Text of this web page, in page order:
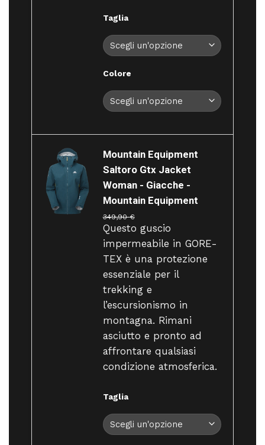
Taglia
Colore
Mountain Equipment
Saltoro Gtx Jacket
Woman - Giacche -
Mountain Equipment
349,90€
Questo guscio
impermeabile in GORE-
TEX è una protezione
essenziale per il
trekking e
l’escursionismo in
montagna. Rimani
asciutto e pronto ad
affrontare qualsiasi
condizione atmosferica.
Taglia